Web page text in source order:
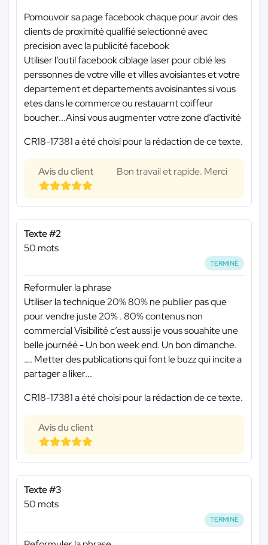
Pomouvoir sa page facebook chaque pour avoir des
clients de proximité qualifié selectionné avec
precision avec la publicité facebook
Utiliser l’outil facebook ciblage laser pour ciblé les
perssonnes de votre ville et villes avoisiantes et votre
departement et departements avoisinantes si vous
etes dans le commerce ou restauarnt coiffeur
boucher...Ainsi vous augmenter votre zone d’activité
CR18-17381 a été choisi pour la rédaction de ce texte.
Avis du client Bon travail et rapide. Merci
Texte #2
50 mots
TERMINÉ
Reformuler la phrase
Utiliser la technique 20% 80% ne publiier pas que
pour vendre juste 20% . 80% contenus non
commercial Visibilité c’est aussi je vous souahite une
belle journéé - Un bon week end. Un bon dimanche.
…. Metter des publications qui font le buzz qui incite a
partager a liker...
CR18-17381 a été choisi pour la rédaction de ce texte.
Avis du client
Texte #3
50 mots
TERMINÉ